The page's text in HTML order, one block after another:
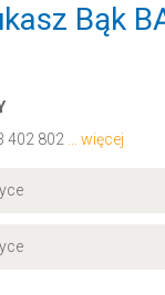
Bąk
402 802 ... więcej